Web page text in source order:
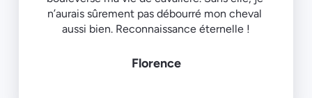
n’aurais sûrement pas débourré mon cheval
Florence